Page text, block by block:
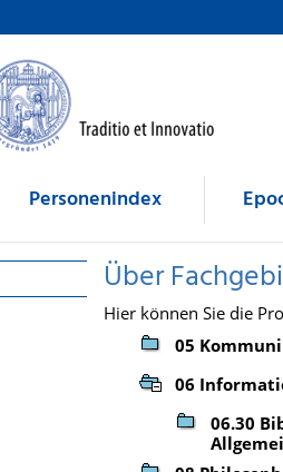
Personenindex
Über
Hier können Sie die
05
06
06.30